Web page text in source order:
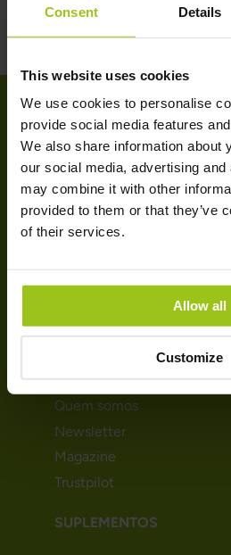
Consent Details
This website uses cookies
We use cookies to personalise
provide social media features
We also share information about
our social media, advertising
may combine it with other
provided to them or that they’ve
of their services.
Allow all
Customize
AJUDA
Contactos
Informações de Entrega
Informações de Pagamento
Quem somos
Newsletter
Magazine
Trustpilot
SUPLEMENTOS